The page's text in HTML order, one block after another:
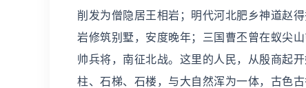
削发为僧隐居王相岩；明代河北肥乡神道赵
岩修筑别墅，安度晚年；三国曹丕曾在蚁尖
帅兵将，南征北战。这里的人民，从殷商起
柱、石梯、石楼，与大自然浑为一体，古色